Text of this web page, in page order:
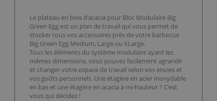
Le plateau en bois d'acacia pour Bloc Modulaire Big
Green Egg est un plan de travail qui vous permet de
stocker tous vos accessoires près de votre barbecue
Big Green Egg Medium, Large ou XLarge.
Tous les éléments du système modulaire ayant les
mêmes dimensions, vous pouvez facilement agrandir
et changer votre espace de travail selon vos envies et
vos goûts personnels. Une étagère en acier inoxydable
en bas et une étagère en acacia à mi-hauteur ? C'est
vous qui décidez !